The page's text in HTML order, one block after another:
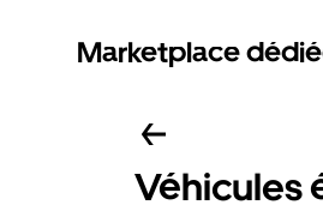
Marketplace
Véhicules